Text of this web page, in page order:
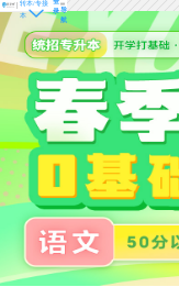
转本/专接
本
登
录导
航